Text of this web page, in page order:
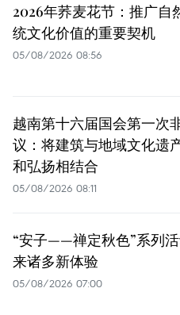
2026年荞麦花节：推广自
统文化价值的重要契机
05/08/2026 08:56
越南第十六届国会第一次
议：将建筑与地域文化遗
和弘扬相结合
05/08/2026 08:11
“安子——禅定秋色”系列
来诸多新体验
05/08/2026 07:00